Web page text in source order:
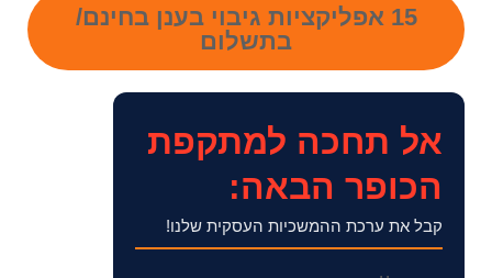
15 אפליקציות גיבוי בענן בחינם/
בתשלום
אל תחכה למתקפת
הכופר הבאה:
קבל את ערכת ההמשכיות העסקית שלנו!